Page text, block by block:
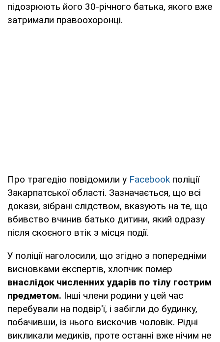
підозрюють його 30-річного батька, якого вже
затримали правоохоронці.
Про трагедію повідомили у Facebook поліції
Закарпатської області. Зазначається, що всі
докази, зібрані слідством, вказують на те, що
вбивство вчинив батько дитини, який одразу
після скоєного втік з місця події.
У поліції наголосили, що згідно з попередніми
висновками експертів, хлопчик помер
внаслідок численних ударів по тілу гострим
предметом. Інші члени родини у цей час
перебували на подвір'ї, і забігли до будинку,
побачивши, із нього вискочив чоловік. Рідні
викликали медиків, проте останні вже нічим не